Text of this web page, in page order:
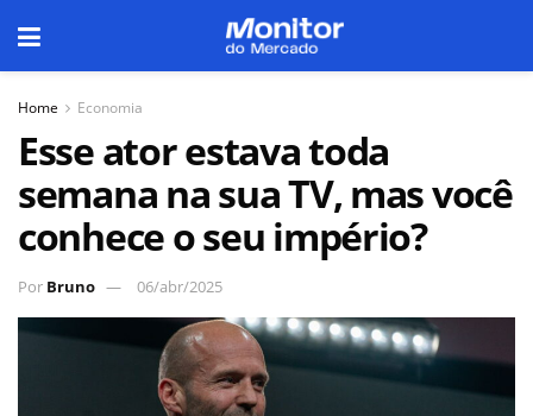
Home Economia
Esse ator estava toda
semana na sua TV, mas você
conhece o seu império?
Por Bruno 06/abr/2025